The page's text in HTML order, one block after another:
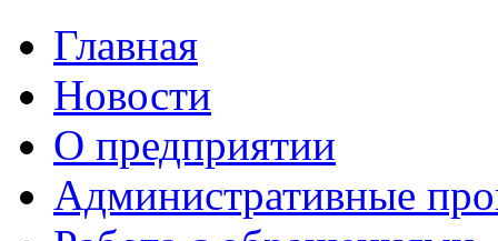
Главная
Новости
О предприятии
Административные